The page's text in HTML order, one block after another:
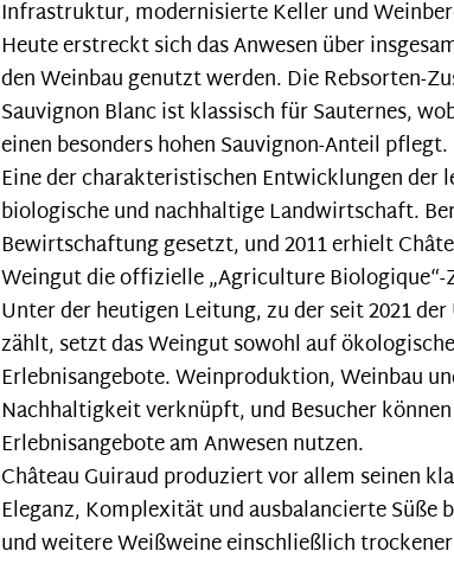
Infrastruktur, modernisierte Keller und
Heute erstreckt sich das Anwesen über
den Weinbau genutzt werden. Die Rebsorten-
Sauvignon Blanc ist klassisch für Sauternes,
einen besonders hohen Sauvignon-Anteil pflegt.
Eine der charakteristischen Entwicklungen der
biologische und nachhaltige Landwirtschaft.
Bewirtschaftung gesetzt, und 2011 erhielt
Weingut die offizielle „Agriculture
Unter der heutigen Leitung, zu der seit 2021
zählt, setzt das Weingut sowohl auf
Erlebnisangebote. Weinproduktion, Weinbau
Nachhaltigkeit verknüpft, und Besucher
Erlebnisangebote am Anwesen nutzen.
Château Guiraud produziert vor allem seinen
Eleganz, Komplexität und ausbalancierte
und weitere Weißweine einschließlich